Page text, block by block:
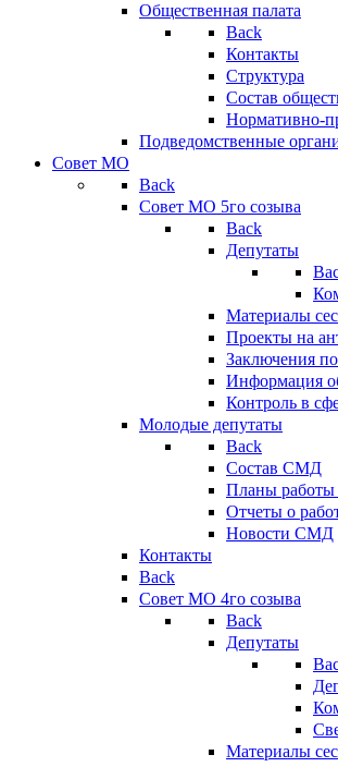
Общественная палата
Back
Контакты
Структура
Состав
Нормативно-
Подведомственные
Совет МО
Back
Совет МО 5го созыва
Back
Депутаты
Материалы
Проекты на
Заключения
Информация
Контроль в
Молодые депутаты
Back
Состав СМД
Планы
Отчеты о
Новости СМД
Контакты
Back
Совет МО 4го созыва
Back
Депутаты
Материалы